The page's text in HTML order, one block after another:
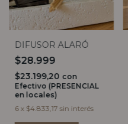
DIFUSOR ALARÓ
$28.999
$23.199,20 con
Efectivo (PRESENCIAL
en locales)
6 x $4.833,17 sin interés